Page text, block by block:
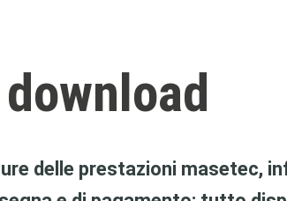
delle prestazioni masetec,